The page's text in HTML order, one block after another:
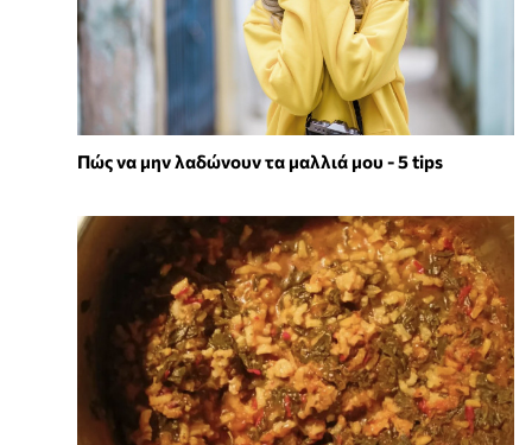
Πώς να μην λαδώνουν τα μαλλιά μου - 5 tips